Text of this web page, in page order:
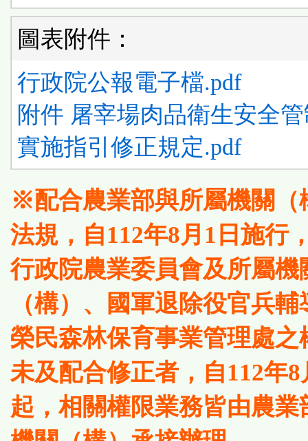
圖表附件：
行政院公報電子檔.pdf
附件 屠宰場肉品衛生安全
實施指引修正規定.pdf
※配合農業部與所屬機關（
法規，自112年8月1日施行
行政院農業委員會及所屬機
（構）、國軍退除役官兵
榮民森林保育事業管理處之
未及配合修正者，自112年8
起，相關權限業務皆由農業